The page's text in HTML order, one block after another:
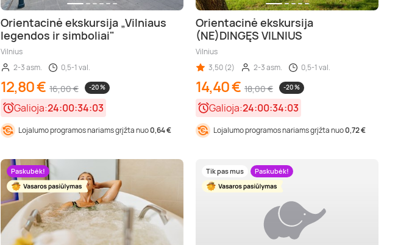
Orientacinė ekskursija „Vilniaus
legendos ir simboliai"
Vilnius
2-3 asm.
0,5-1 val.
12,80 € 16,00 € -20 %
Galioja:24:00:34:01
Lojalumo programos nariams grįžta nuo0,64 €
Orientacinė ekskursija
(NE)DINGĘS VILNIUS
Vilnius
3,50 (2)
2-3 asm. 0,5-1 val.
14,40 € 18,00 € -20 %
Galioja:24:00:34:01
Lojalumo programos nariams grįžta nuo0,72 €
Paskubėk! Tik pas mus Paskubėk!